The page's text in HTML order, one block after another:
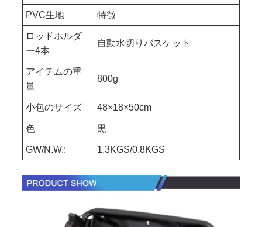
PVC生地 特徴
ロッドホルダ
ー4本
自動水切りバスケット
アイテムの重
量
800g
小包のサイズ 48×18×50cm
色 黒
GW/N.W.: 1.3KGS/0.8KGS